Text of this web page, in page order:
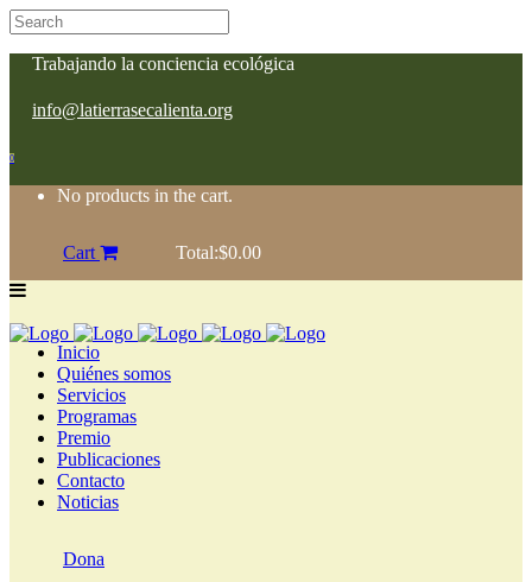
Trabajando la conciencia ecológica
info@latierrasecalienta.org
0
No products in the cart.
Cart Total:$0.00
Inicio
Quiénes somos
Servicios
Programas
Premio
Publicaciones
Contacto
Noticias
Dona